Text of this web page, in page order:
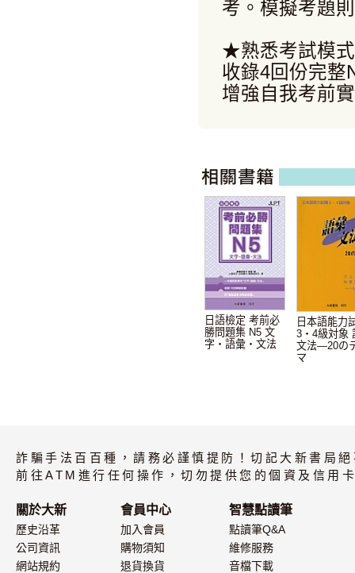
考。模擬考題
★熟悉考試模
收錄4回份完整
增強自我考前
日語檢定 考前必
勝問題集 N5 文
字・語彙・文法
日本語能力
3・4級対象
文法—20の
マ
詐騙手法百百種，請務必謹慎提防！切記大新書局
前往ATM進行任何操作，切勿提供您的個資及信用
關於大新
歷史沿革
公司資訊
網站規約
會員中心
加入會員
購物須知
退貨換貨
智慧點讀筆
點讀筆Q&A
維修服務
音檔下載